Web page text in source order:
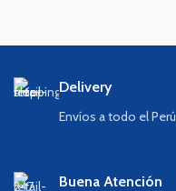
Delivery
Envíos a todo el Perú
Buena Atención